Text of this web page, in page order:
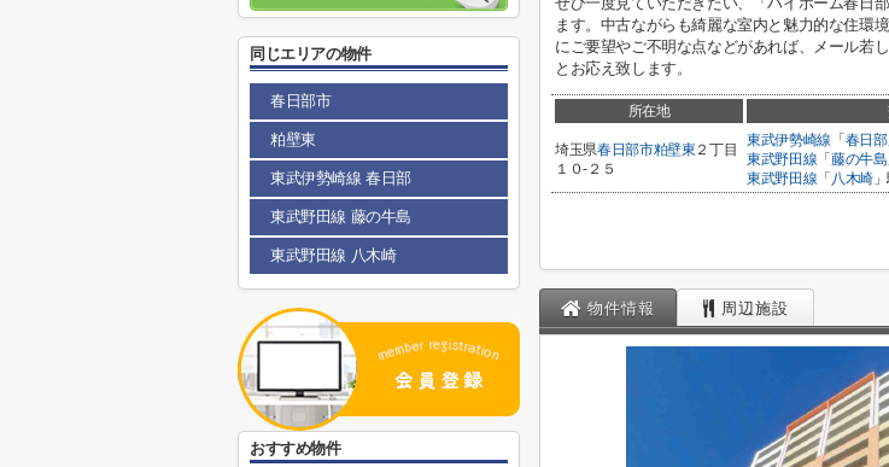
ます。中古ながらも綺麗な室内と魅力的な住環
にご要望やご不明な点などがあれば、メール若
とお応え致します。
所在地
埼玉県春日部市粕壁東 ２丁目
１０-２５
東武伊勢崎線 「 春日部
東武野田線 「 藤の牛島
東武野田線 「 八木崎
物件情報 周辺施設
同じエリアの物件
春日部市
粕壁東
東武伊勢崎線 春日部
東武野田線 藤の牛島
東武野田線 八木崎
おすすめ物件